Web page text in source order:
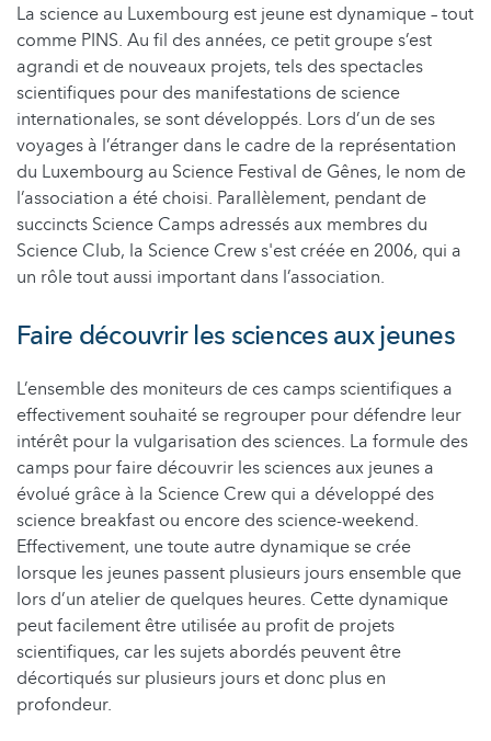
La science au Luxembourg est jeune est dynamique – tout
comme PINS. Au fil des années, ce petit groupe s’est
agrandi et de nouveaux projets, tels des spectacles
scientifiques pour des manifestations de science
internationales, se sont développés. Lors d’un de ses
voyages à l’étranger dans le cadre de la représentation
du Luxembourg au Science Festival de Gênes, le nom de
l’association a été choisi. Parallèlement, pendant de
succincts Science Camps adressés aux membres du
Science Club, la Science Crew s'est créée en 2006, qui a
un rôle tout aussi important dans l’association.
Faire découvrir les sciences aux jeunes
L’ensemble des moniteurs de ces camps scientifiques a
effectivement souhaité se regrouper pour défendre leur
intérêt pour la vulgarisation des sciences. La formule des
camps pour faire découvrir les sciences aux jeunes a
évolué grâce à la Science Crew qui a développé des
science breakfast ou encore des science-weekend.
Effectivement, une toute autre dynamique se crée
lorsque les jeunes passent plusieurs jours ensemble que
lors d’un atelier de quelques heures. Cette dynamique
peut facilement être utilisée au profit de projets
scientifiques, car les sujets abordés peuvent être
décortiqués sur plusieurs jours et donc plus en
profondeur.